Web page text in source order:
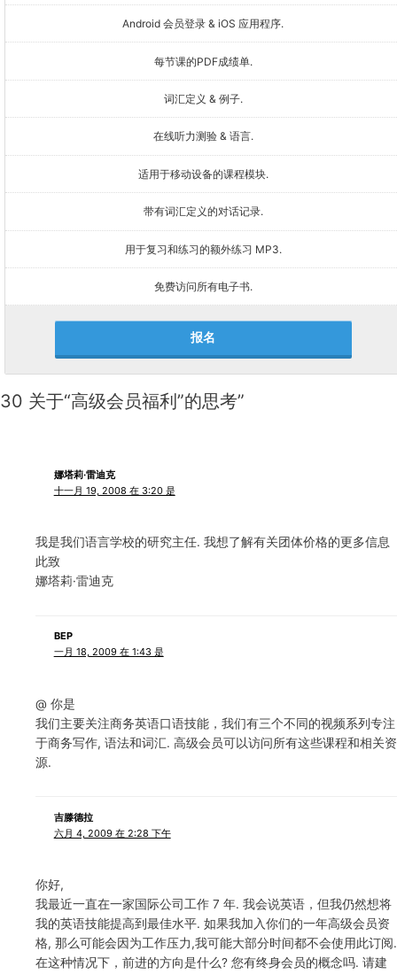
Android 会员登录 & iOS 应用程序.
每节课的PDF成绩单.
词汇定义 & 例子.
在线听力测验 & 语言.
适用于移动设备的课程模块.
带有词汇定义的对话记录.
用于复习和练习的额外练习 MP3.
免费访问所有电子书.
报名
30 关于“高级会员福利”的思考”
娜塔莉·雷迪克
十一月 19, 2008 在 3:20 是
我是我们语言学校的研究主任. 我想了解有关团体价格的更多信息
此致
娜塔莉·雷迪克
BEP
一月 18, 2009 在 1:43 是
@ 你是
我们主要关注商务英语口语技能，我们有三个不同的视频系列专注
于商务写作, 语法和词汇. 高级会员可以访问所有这些课程和相关资
源.
吉滕德拉
六月 4, 2009 在 2:28 下午
你好,
我最近一直在一家国际公司工作 7 年. 我会说英语，但我仍然想将
我的英语技能提高到最佳水平. 如果我加入你们的一年高级会员资
格, 那么可能会因为工作压力,我可能大部分时间都不会使用此订阅.
在这种情况下，前进的方向是什么? 您有终身会员的概念吗. 请建